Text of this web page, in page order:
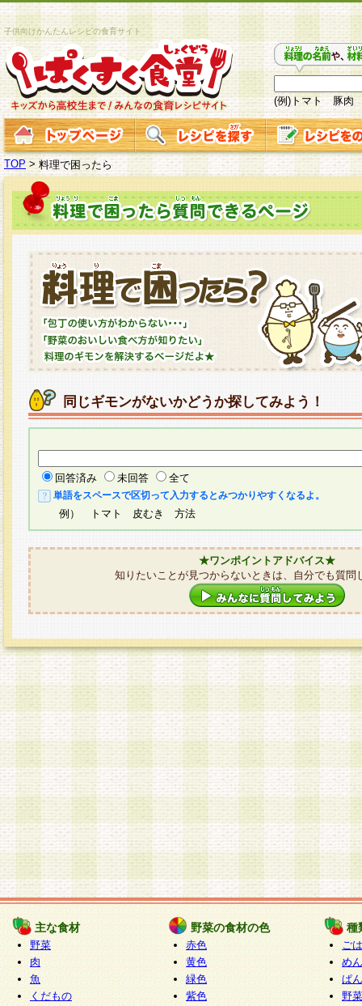
子供向けかんたんレシピの食育サイト
(例)トマト 豚肉
TOP >料理で困ったら
同じギモンがないかどうか探してみよう！
回答済み 未回答 全て
単語をスペースで区切って入力するとみつかりやすくなるよ。
例） トマト 皮むき 方法
★ワンポイントアドバイス★
知りたいことが見つからないときは、自分でも質問
主な食材
野菜
肉
魚
くだもの
野菜の食材の色
赤色
黄色
緑色
紫色
種
ご
めん
ぱん
野